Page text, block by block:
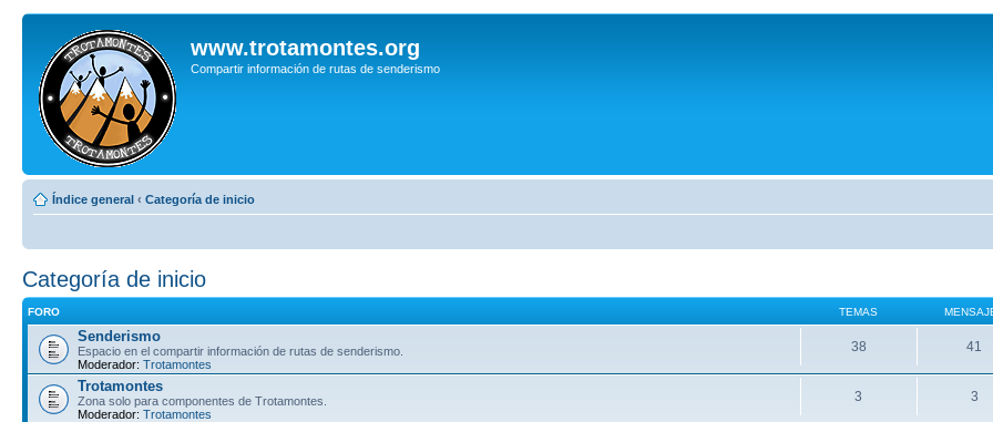
www.trotamontes.org
Compartir información de rutas de senderismo
Índice general ‹ Categoría de inicio
Categoría de inicio
FORO TEMAS
Senderismo
Espacio en el compartir información de rutas de senderismo.
Moderador: Trotamontes
38 41
Trotamontes
Zona solo para componentes de Trotamontes.
Moderador: Trotamontes
3 3